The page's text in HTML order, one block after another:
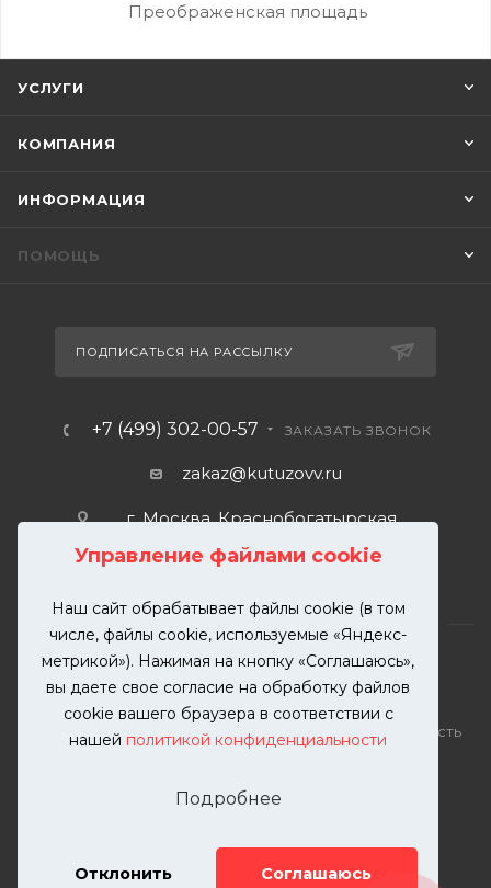
Управление файлами cookie
Наш сайт обрабатывает файлы cookie (в том
числе, файлы cookie, используемые «Яндекс-
метрикой»). Нажимая на кнопку «Соглашаюсь»,
вы даете свое согласие на обработку файлов
cookie вашего браузера в соответствии с
нашей политикой конфиденциальности
Подробнее
Отклонить Соглашаюсь
Преображенская площадь
УСЛУГИ
КОМПАНИЯ
ИНФОРМАЦИЯ
ПОМОЩЬ
ПОДПИСАТЬСЯ НА РАССЫЛКУ
+7 (499) 302-00-57 ЗАКАЗАТЬ ЗВОНОК
zakaz@kutuzovv.ru
г. Москва, Краснобогатырская
2026 © KUTUZOVV | Кузовной ремонт и покраска
автомобилей. Вся информация на сайте – собственность
разрешения запрещена. Все права защищены.
Телефон: 8(499)-302-00-57